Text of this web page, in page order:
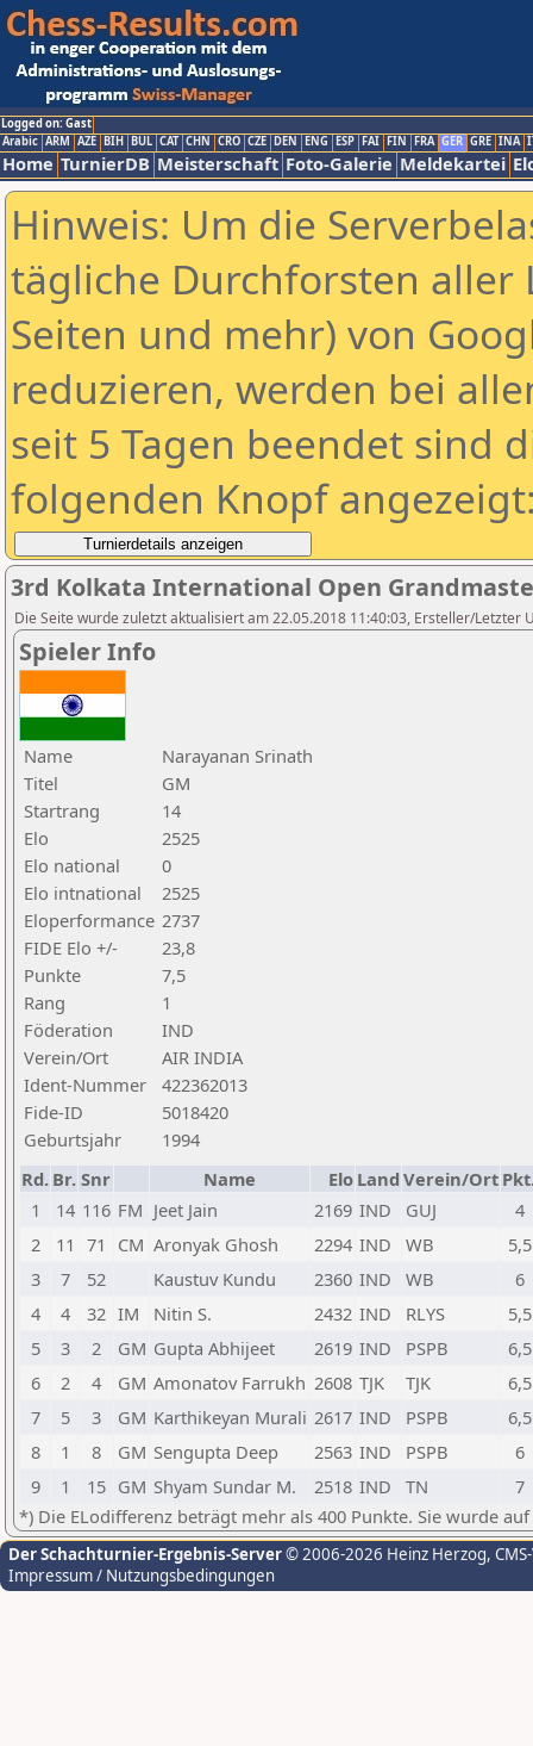
Logged on: Gast
Arabic ARM AZE BIH BUL CAT CHN CRO CZE DEN ENG ESP FAI FIN FRA GER GRE INA
Home TurnierDB Meisterschaft Foto-Galerie Meldekartei
Hinweis: Um die
tägliche Durchforsten aller
Seiten und mehr) von
reduzieren, werden bei
seit 5 Tagen beendet sind
folgenden Knopf
3rd Kolkata International Open
Die Seite wurde zuletzt aktualisiert am 22.05.2018 11:40:03, Ersteller/Letzter
Spieler Info
Name
Narayanan Srinath
Titel
GM
Startrang
14
Elo
2525
Elo national
0
Elo intnational
2525
Eloperformance 2737
FIDE Elo +/-
23,8
Punkte
7,5
Rang
1
Föderation
IND
Verein/Ort
AIR INDIA
Ident-Nummer
422362013
Fide-ID
5018420
Geburtsjahr
1994
Rd. Br. Snr Name Elo Land Verein/Ort
1
14 116 FM Jeet Jain 2169 IND GUJ
4
2
11 71 CM Aronyak Ghosh 2294 IND WB
5,5
3
7 52 Kaustuv Kundu 2360 IND WB
6
4
4 32 IM Nitin S. 2432 IND RLYS
5,5
5
3 2 GM Gupta Abhijeet 2619 IND PSPB
6,5
6
2 4 GM Amonatov Farrukh 2608 TJK TJK
6,5
7
5 3 GM Karthikeyan Murali 2617 IND PSPB
6,5
8
1 8 GM Sengupta Deep 2563 IND PSPB
6
9
1 15 GM Shyam Sundar M. 2518 IND TN
7
*) Die ELodifferenz beträgt mehr als 400 Punkte. Sie wurde
Der Schachturnier-Ergebnis-Server© 2006-2026 Heinz Herzog,
Impressum / Nutzungsbedingungen